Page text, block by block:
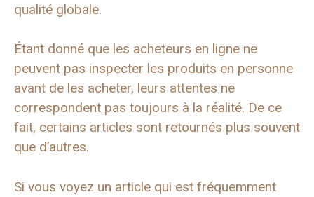
qualité globale.
Étant donné que les acheteurs en ligne ne
peuvent pas inspecter les produits en personne
avant de les acheter, leurs attentes ne
correspondent pas toujours à la réalité. De ce
fait, certains articles sont retournés plus souvent
que d’autres.
Si vous voyez un article qui est fréquemment